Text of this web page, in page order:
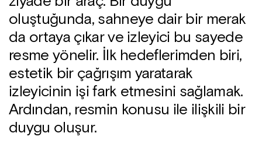
oluştuğunda, sahneye dair bir merak
da ortaya çıkar ve izleyici bu sayede
resme yönelir. İlk hedeflerimden biri,
estetik bir çağrışım yaratarak
izleyicinin işi fark etmesini sağlamak.
Ardından, resmin konusu ile ilişkili bir
duygu oluşur.